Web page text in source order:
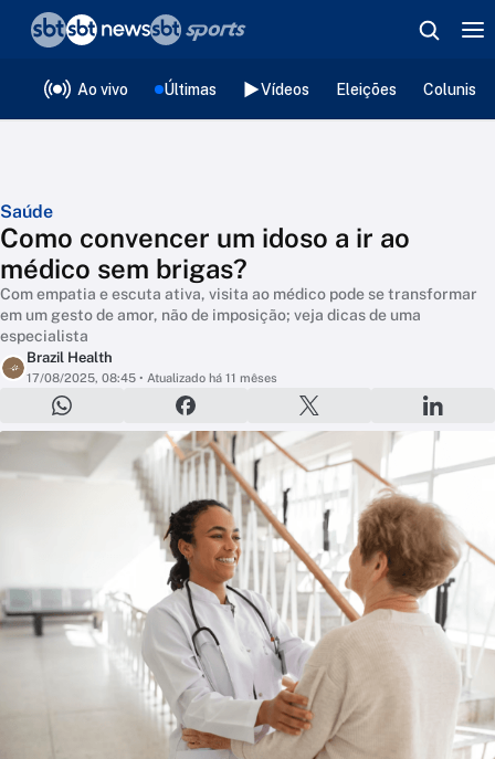
Ao vivo Últimas Vídeos Eleições
Saúde
Como convencer um idoso a ir ao
médico sem brigas?
Com empatia e escuta ativa, visita ao médico pode se transformar
em um gesto de amor, não de imposição; veja dicas de uma
especialista
Brazil Health
17/08/2025, 08:45 • Atualizado há 11 mêses
❮voltar
Editorias